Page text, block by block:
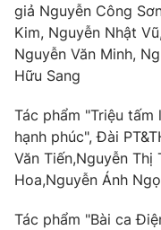
giả Nguyễn Công
Kim, Nguyễn Nhật
Nguyễn Văn Minh,
Hữu Sang
Tác phẩm "Triệu
hạnh phúc", Đài
Văn Tiến,Nguyễn Thị
Hoa,Nguyễn Ánh
Tác phẩm "Bài ca